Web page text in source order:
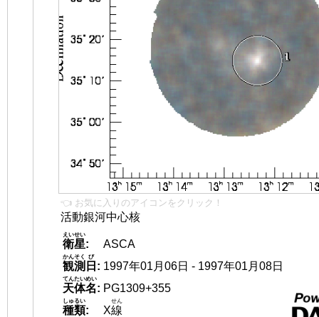
👈 お気に入りのアイコンをクリック！
活動銀河中心核
衛星
えいせい
:
ASCA
観測
かんそく
日
び
: 1997年01月06日 - 1997年01月08日
天体名
てんたいめい
: PG1309+355
種類
しゅるい
: X線
せん